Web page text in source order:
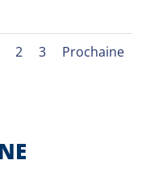
2 3 Prochaine